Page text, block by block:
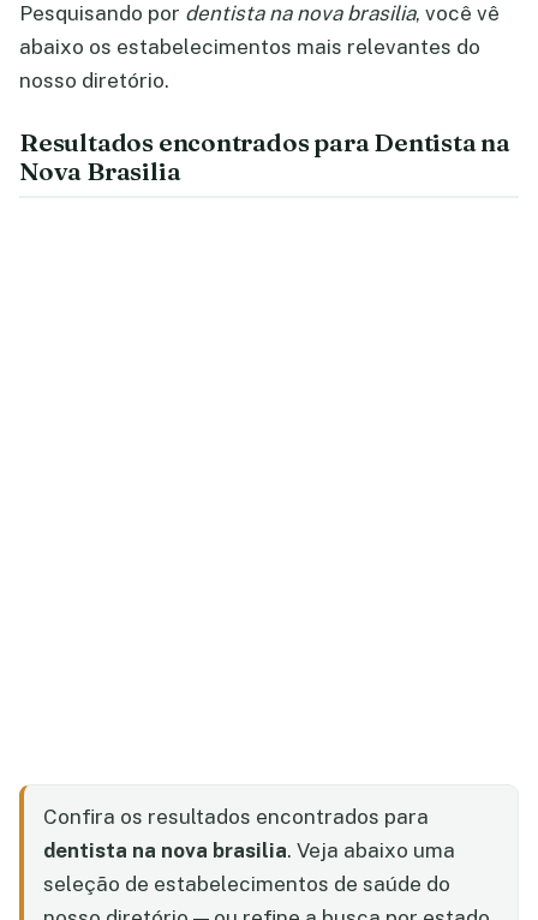
Pesquisando por dentista na nova brasilia, você vê
abaixo os estabelecimentos mais relevantes do
nosso diretório.
Resultados encontrados para Dentista na
Nova Brasilia
Confira os resultados encontrados para
dentista na nova brasilia. Veja abaixo uma
seleção de estabelecimentos de saúde do